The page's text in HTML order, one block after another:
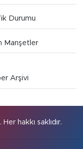
Durumu
Manşetler
Arşivi
hakkı saklıdır.